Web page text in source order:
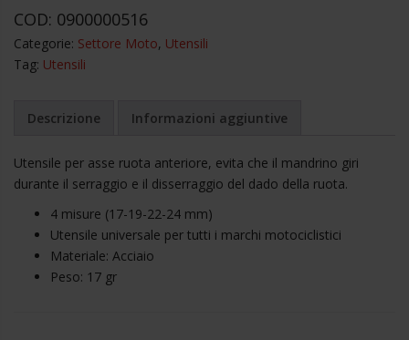
COD: 0900000516
Categorie: Settore Moto, Utensili
Tag: Utensili
Descrizione Informazioni aggiuntive
Utensile per asse ruota anteriore, evita che il mandrino giri
durante il serraggio e il disserraggio del dado della ruota.
4 misure (17-19-22-24 mm)
Utensile universale per tutti i marchi motociclistici
Materiale: Acciaio
Peso: 17 gr